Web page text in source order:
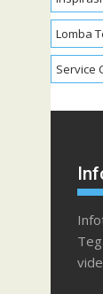
Lomba
Service